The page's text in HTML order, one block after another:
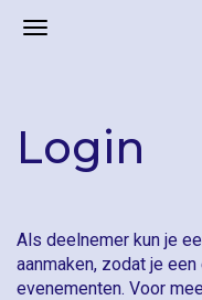
Login
Als deelnemer kun je
aanmaken, zodat je
evenementen. Voor